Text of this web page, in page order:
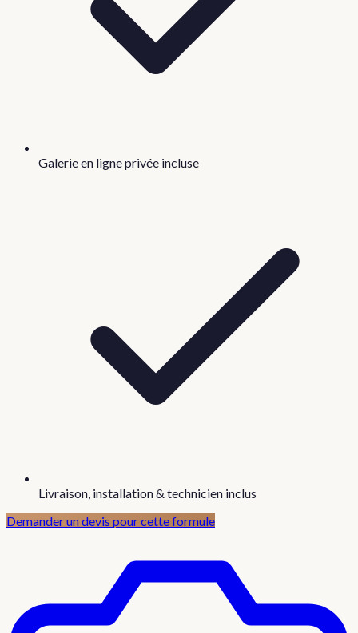
Galerie en ligne privée incluse
Livraison, installation & technicien inclus
Demander un devis pour cette formule